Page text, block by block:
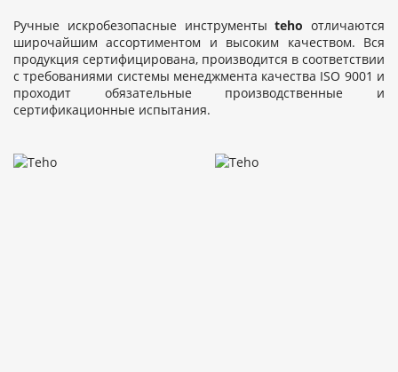
Ручные искробезопасные инструментыteho отличаются
широчайшим ассортиментом и высоким качеством. Вся
продукция сертифицирована, производится в соответствии
с требованиями системы менеджмента качества ISO 9001 и
проходит обязательные производственные и
сертификационные испытания.